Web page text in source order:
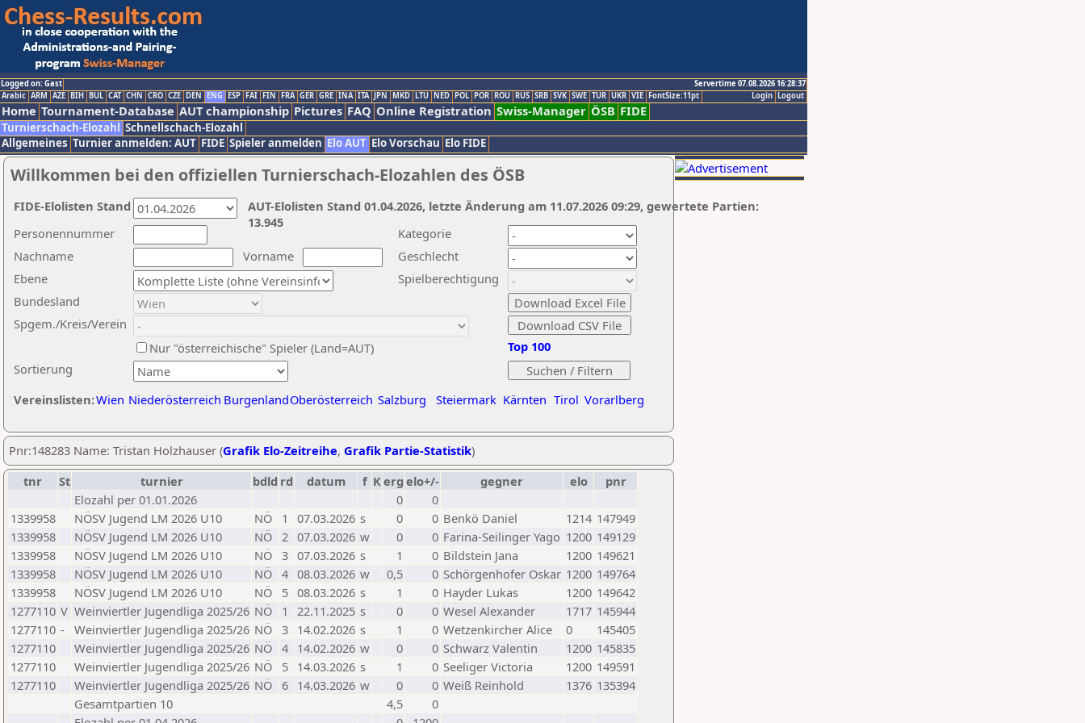
Logged on: Gast
Servertime 07.08.2026 16:28:37
Logout
Login
Arabic ARM AZE BIH BUL CAT CHN CRO CZE DEN ENG ESP FAI FIN FRA GER GRE INA ITA JPN MKD LTU NED POL POR ROU RUS SRB SVK SWE TUR UKR VIE FontSize:11pt
Home Tournament-Database AUT championship Pictures FAQ Online Registration Swiss-Manager ÖSB FIDE
Turnierschach-Elozahl Schnellschach-Elozahl
Allgemeines Turnier anmelden: AUT FIDE Spieler anmelden Elo AUT Elo Vorschau Elo FIDE
Willkommen bei den offiziellen Turnierschach-Elozahlen des ÖSB
Nachname
Vorname
Ebene
Kategorie
Sortierung
Personennummer
Bundesland
Spgem./Kreis/Verein
Geschlecht
Nur "österreichische" Spieler (Land=AUT)
Spielberechtigung
Vereinslisten:Wien Niederösterreich BurgenlandOberösterreich Salzburg Steiermark Kärnten Tirol Vorarlberg
Top 100
AUT-Elolisten Stand 01.04.2026, letzte Änderung am 11.07.2026 09:29, gewertete Partien:
13.945
FIDE-Elolisten Stand
Pnr:148283 Name: Tristan Holzhauser (Grafik Elo-Zeitreihe, Grafik Partie-Statistik)
tnr
St turnier bdld rd datum f Kerg elo+/- gegner elo
pnr
Elozahl per 01.01.2026
0
0
1339958
NÖSV Jugend LM 2026 U10 NÖ 1 07.03.2026 s 0 0 Benkö Daniel 1214 147949
1339958
NÖSV Jugend LM 2026 U10 NÖ 2 07.03.2026 w 0 0 Farina-Seilinger Yago 1200 149129
1339958
NÖSV Jugend LM 2026 U10 NÖ 3 07.03.2026 s 1 0 Bildstein Jana 1200 149621
1339958
NÖSV Jugend LM 2026 U10 NÖ 4 08.03.2026 w 0,5 0 Schörgenhofer Oskar 1200 149764
1339958
NÖSV Jugend LM 2026 U10 NÖ 5 08.03.2026 s 1 0 Hayder Lukas 1200 149642
1277110 V Weinviertler Jugendliga 2025/26 NÖ 1 22.11.2025 s 0 0 Wesel Alexander 1717 145944
1277110 - Weinviertler Jugendliga 2025/26 NÖ 3 14.02.2026 s 1 0 Wetzenkircher Alice 0
145405
1277110
Weinviertler Jugendliga 2025/26 NÖ 4 14.02.2026 w 0 0 Schwarz Valentin 1200 145835
1277110
Weinviertler Jugendliga 2025/26 NÖ 5 14.03.2026 s 1 0 Seeliger Victoria 1200 149591
1277110
Weinviertler Jugendliga 2025/26 NÖ 6 14.03.2026 w 0 0 Weiß Reinhold 1376 135394
Gesamtpartien 10
4,5
0